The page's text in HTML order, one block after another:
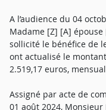
A l’audience du 04
Madame [Z] [A]
sollicité le bénéfice de
ont actualisé le
2.519,17 euros,
Assigné par acte de
01 août 2024,